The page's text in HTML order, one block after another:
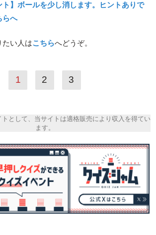
ト】ボールを少し消します。ヒントありで
らへ
たい人はこちらへどうぞ。
1 2 3
として、当サイトは適格販売により収入を得てい
ます。